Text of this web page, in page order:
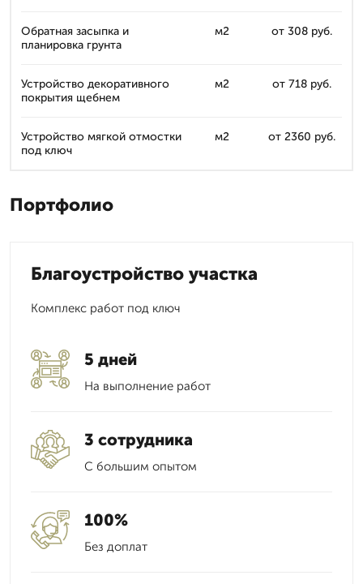
Обратная засыпка и
планировка грунта
м2 от 308 руб.
Устройство декоративного
покрытия щебнем
м2 от 718 руб.
Устройство мягкой отмостки
под ключ
м2 от 2360 руб.
Портфолио
Благоустройство участка
Комплекс работ под ключ
5 дней
На выполнение работ
3 сотрудника
С большим опытом
100%
Без доплат